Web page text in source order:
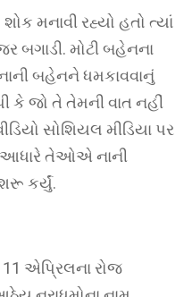
મનાવી રહ્યો હતો ત્યાં
બગાડી. મોટી બહેનના
બહેનને ધમકાવવાનું
જો તે તેમની વાત નહીં
સોશિયલ મીડિયા પર
આધારે તેઓએ નાની
કર્યું.
એપ્રિલના રોજ